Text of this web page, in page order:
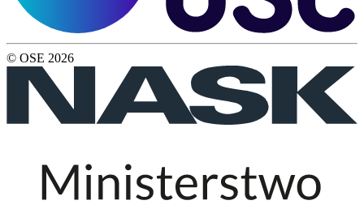
© OSE 2026